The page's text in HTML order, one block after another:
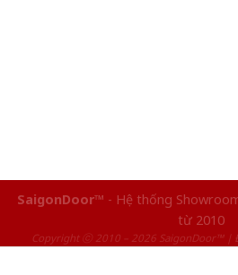
SaigonDoor™ - Hệ thống
từ 2010
Copyright ⓒ 2010 – 2026 SaigonDoor™ |